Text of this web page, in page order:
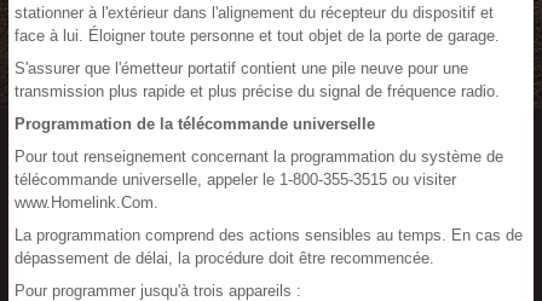
stationner à l'extérieur dans l'alignement du récepteur du dispositif et
face à lui. Éloigner toute personne et tout objet de la porte de garage.
S'assurer que l'émetteur portatif contient une pile neuve pour une
transmission plus rapide et plus précise du signal de fréquence radio.
Programmation de la télécommande universelle
Pour tout renseignement concernant la programmation du système de
télécommande universelle, appeler le 1-800-355-3515 ou visiter
www.Homelink.Com.
La programmation comprend des actions sensibles au temps. En cas de
dépassement de délai, la procédure doit être recommencée.
Pour programmer jusqu'à trois appareils :